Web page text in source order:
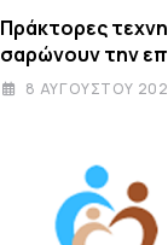
Πράκτορες
σαρώνουν την
βιβλιογραφία
8 ΑΥΓΟΎΣΤΟΥ